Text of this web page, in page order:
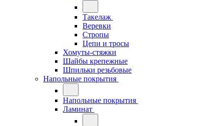
Такелаж
Веревки
Стропы
Цепи и тросы
Хомуты-стяжки
Шайбы крепежные
Шпильки резьбовые
Напольные покрытия
Напольные покрытия
Ламинат